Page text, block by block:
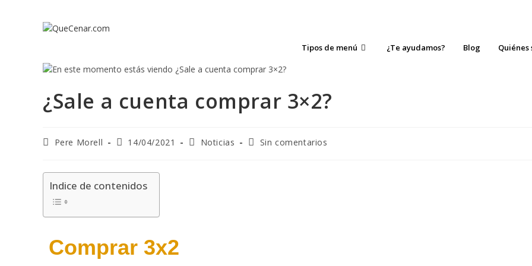
Tipos de menú ¿Te ayudamos? Blog Quiénes
¿Sale a cuenta comprar 3×2?
Pere Morell 14/04/2021 Noticias Sin comentarios
Indice de contenidos
Comprar 3x2